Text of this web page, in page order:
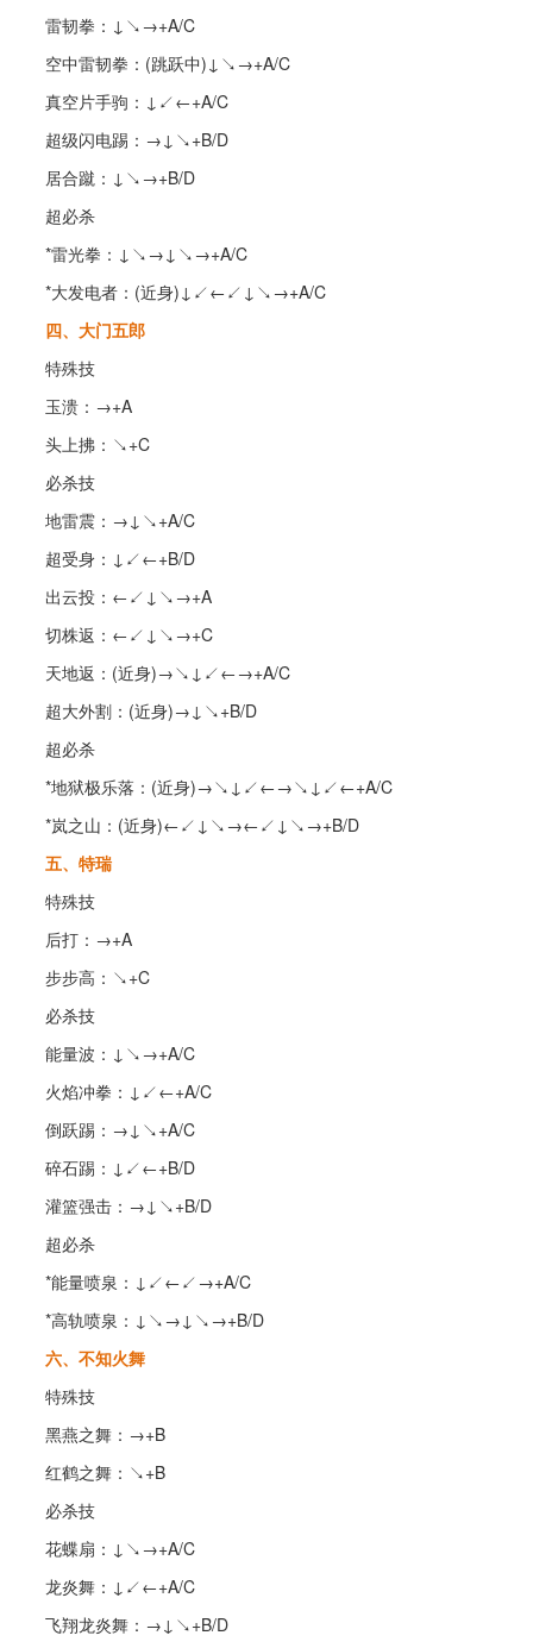
雷韧拳：↓↘→+A/C
空中雷韧拳：(跳跃中)↓↘→+A/C
真空片手驹：↓↙←+A/C
超级闪电踢：→↓↘+B/D
居合蹴：↓↘→+B/D
超必杀
*雷光拳：↓↘→↓↘→+A/C
*大发电者：(近身)↓↙←↙↓↘→+A/C
四、大门五郎
特殊技
玉溃：→+A
头上拂：↘+C
必杀技
地雷震：→↓↘+A/C
超受身：↓↙←+B/D
出云投：←↙↓↘→+A
切株返：←↙↓↘→+C
天地返：(近身)→↘↓↙←→+A/C
超大外割：(近身)→↓↘+B/D
超必杀
*地狱极乐落：(近身)→↘↓↙←→↘↓↙←+A/C
*岚之山：(近身)←↙↓↘→←↙↓↘→+B/D
五、特瑞
特殊技
后打：→+A
步步高：↘+C
必杀技
能量波：↓↘→+A/C
火焰冲拳：↓↙←+A/C
倒跃踢：→↓↘+A/C
碎石踢：↓↙←+B/D
灌篮强击：→↓↘+B/D
超必杀
*能量喷泉：↓↙←↙→+A/C
*高轨喷泉：↓↘→↓↘→+B/D
六、不知火舞
特殊技
黑燕之舞：→+B
红鹤之舞：↘+B
必杀技
花蝶扇：↓↘→+A/C
龙炎舞：↓↙←+A/C
飞翔龙炎舞：→↓↘+B/D